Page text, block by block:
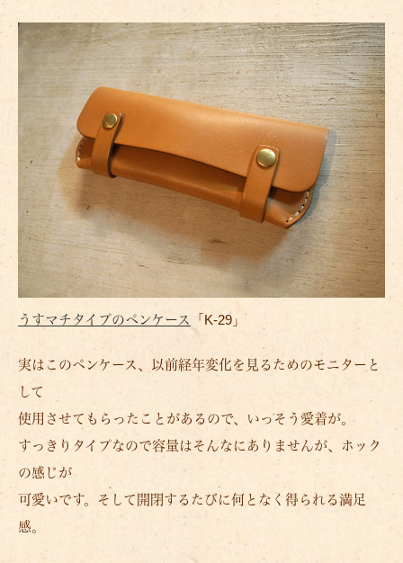
うすマチタイプのペンケース 「K-29」
実はこのペンケース、以前経年変化を見るためのモニターと
して
使用させてもらったことがあるので、いっそう愛着が。
すっきりタイプなので容量はそんなにありませんが、ホック
の感じが
可愛いです。そして開閉するたびに何となく得られる満足
感。